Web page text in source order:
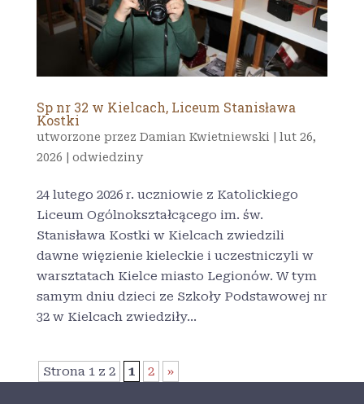
Sp nr 32 w Kielcach, Liceum Stanisława
Kostki
utworzone przez Damian Kwietniewski
lut 26,
2026
odwiedziny
24 lutego 2026 r. uczniowie z Katolickiego
Liceum Ogólnokształcącego im. św.
Stanisława Kostki w Kielcach zwiedzili
dawne więzienie kieleckie i uczestniczyli w
warsztatach Kielce miasto Legionów. W tym
samym dniu dzieci ze Szkoły Podstawowej nr
32 w Kielcach zwiedziły...
Strona 1 z 2 1 2 »